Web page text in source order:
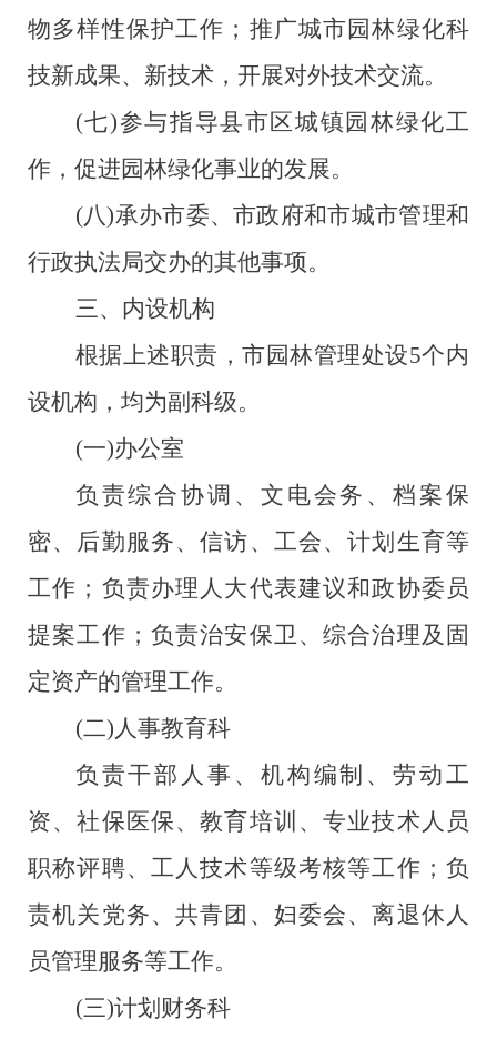
物多样性保护工作；推广城市园林绿化科
技新成果、新技术，开展对外技术交流。
(七)参与指导县市区城镇园林绿化工
作，促进园林绿化事业的发展。
(八)承办市委、市政府和市城市管理和
行政执法局交办的其他事项。
三、内设机构
根据上述职责，市园林管理处设5个内
设机构，均为副科级。
(一)办公室
负责综合协调 、文电会务、档案保
密、后勤服务、信访、工会、计划生育等
工作；负责办理人大代表建议和政协委员
提案工作；负责治安保卫、综合治理及固
定资产的管理工作。
(二)人事教育科
负责干部人事、机构编制、劳动工
资、社保医保、教育培训、专业技术人员
职称评聘、工人技术等级考核等工作；负
责机关党务、共青团、妇委会、离退休人
员管理服务等工作。
(三)计划财务科